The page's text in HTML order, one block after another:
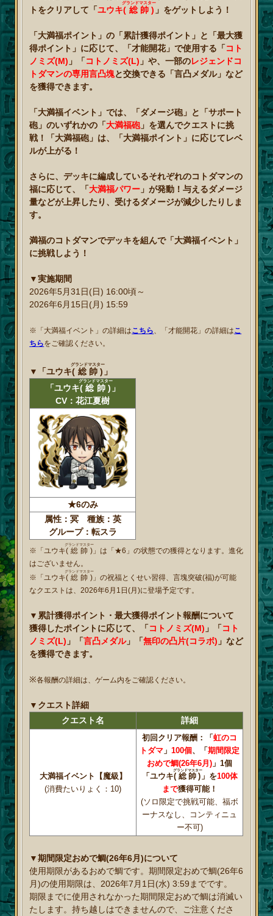
トをクリアして「ユウキ(総帥)
グランドマスター
」をゲットしよう！
「大満福ポイント」の「累計獲得ポイント」と「最大獲
得ポイント」に応じて、「才能開花」で使用する「コト
ノミズ(M) 」「コトノミズ(L) 」や、一部のレジェンドコ
トダマンの専用言凸塊と交換できる「言凸メダル」など
を獲得できます。
「大満福イベント」では、「ダメージ砲」と「サポート
砲」のいずれかの「大満福砲」を選んでクエストに挑
戦！「大満福砲」は、「大満福ポイント」に応じてレベ
ルが上がる！
さらに、デッキに編成しているそれぞれのコトダマンの
福に応じて、「大満福パワー 」が発動！与えるダメージ
量などが上昇したり、受けるダメージが減少したりしま
す。
満福のコトダマンでデッキを組んで「大満福イベント」
に挑戦しよう！
▼実施期間
2026年5月31日(日) 16:00頃～
2026年6月15日(月) 15:59
※「大満福イベント」の詳細はこちら 、「才能開花」の詳細はこ
ちらをご確認ください。
▼「ユウキ(総帥)
グランドマスター
」
「ユウキ(総帥)
グランドマスター
」
CV：花江夏樹
★6のみ
属性：冥 種族：英
グループ：転スラ
※「ユウキ(総帥)
グランドマスター
」は「★6」の状態での獲得となります。進化
はございません。
※「ユウキ(総帥)
グランドマスター
」の祝福とくせい習得、言塊突破(福)が可能
なクエストは、2026年6月1日(月)に登場予定です。
▼累計獲得ポイント・最大獲得ポイント報酬について
獲得したポイントに応じて、「コトノミズ(M) 」「コト
ノミズ(L) 」「言凸メダル」「無印の凸片(コラボ) 」など
を獲得できます。
※各報酬の詳細は、ゲーム内をご確認ください。
▼クエスト詳細
クエスト名
詳細
大満福イベント【魔級】
(消費たいりょく：10)
初回クリア報酬：「虹のコ
トダマ 」100個 、「期間限定
おめで鯛(26年6月) 」1個
「ユウキ(総帥)
グランドマスター
」を100体
まで獲得可能！
(ソロ限定で挑戦可能、福ボ
ーナスなし、コンティニュ
ー不可)
▼期間限定おめで鯛(26年6月)について
使用期限があるおめで鯛です。期間限定おめで鯛(26年6
月)の使用期限は、2026年7月1日(水) 3:59までです。
期限までに使用されなかった期間限定おめで鯛は消滅い
たします。持ち越しはできませんので、ご注意くださ